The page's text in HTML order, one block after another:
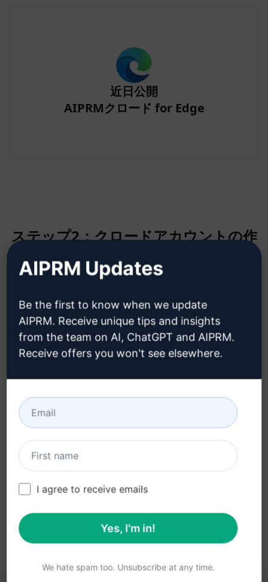
近日公開
AIPRMクロード for Edge
ステップ2：クロードアカウントの作
クロードアカウントの作成方法は
こちらをクリックしてください。
ステップ 3 : クロードでプロンプトを
AIPRM Updates
Be the first to know when we update
AIPRM. Receive unique tips and insights
from the team on AI, ChatGPT and AIPRM.
Receive offers you won't see elsewhere.
I agree to receive emails
Yes, I'm in!
We hate spam too. Unsubscribe at any time.